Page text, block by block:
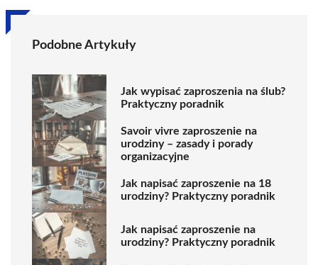
Podobne Artykuły
Jak wypisać zaproszenia na ślub?
Praktyczny poradnik
Savoir vivre zaproszenie na
urodziny – zasady i porady
organizacyjne
Jak napisać zaproszenie na 18
urodziny? Praktyczny poradnik
Jak napisać zaproszenie na
urodziny? Praktyczny poradnik